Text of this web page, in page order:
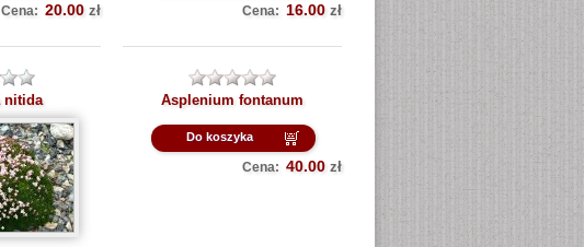
Cena: 20.00 zł Cena: 16.00 zł
nitida Asplenium fontanum
Do koszyka
Cena: 40.00 zł